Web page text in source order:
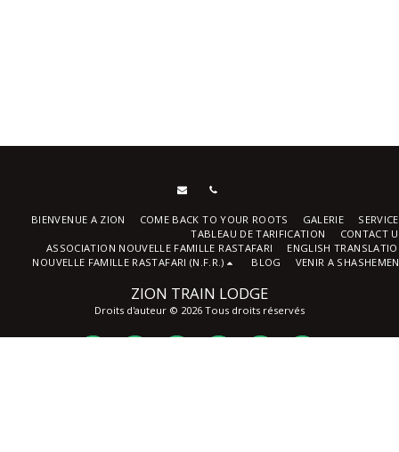
ZION TRAIN LODGE
Droits d'auteur © 2026 Tous droits réservés
BIENVENUE A ZION COME BACK TO YOUR ROOTS GALERIE
TABLEAU DE TARIFICATION
CONTACT
ASSOCIATION NOUVELLE FAMILLE RASTAFARI
ENGLISH
NOUVELLE FAMILLE RASTAFARI (N.F.R.)
BLOG VENIR A